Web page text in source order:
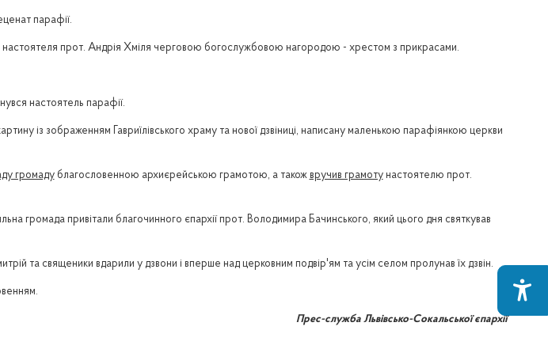
парафії.
прот. Андрія Хміля черговою богослужбовою нагородою - хрестом з прикрасами.
настоятель парафії.
із зображенням Гавриїлівського храму та нової дзвіниці, написану маленькою парафіянкою церкви
громадублагословенною архиєрейською грамотою, а також вручив грамотунастоятелю прот.
громада привітали благочинного єпархії прот. Володимира Бачинського, який цього дня святкував
та священики вдарили у дзвони і вперше над церковним подвір'ям та усім селом пролунав їх дзвін.
Прес-служба Львівсько-Сокальської єпархії